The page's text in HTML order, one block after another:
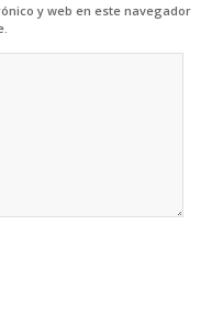
y web en este navegador